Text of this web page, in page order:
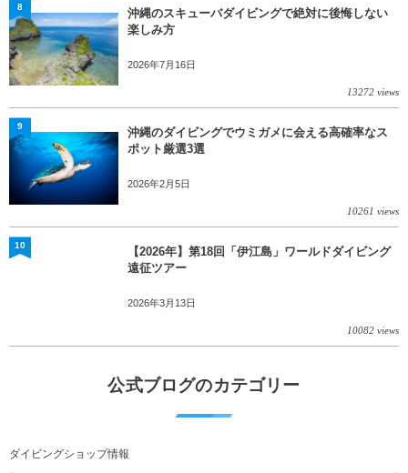
沖縄のスキューバダイビングで絶対に後悔しない
楽しみ方
2026年7月16日
13272 views
8
沖縄のダイビングでウミガメに会える高確率なス
ポット厳選3選
2026年2月5日
10261 views
9
【2026年】第18回「伊江島」ワールドダイビング
遠征ツアー
2026年3月13日
10082 views
10
公式ブログのカテゴリー
ダイビングショップ情報